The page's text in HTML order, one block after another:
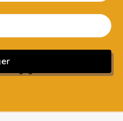
engagement ni frais cachés